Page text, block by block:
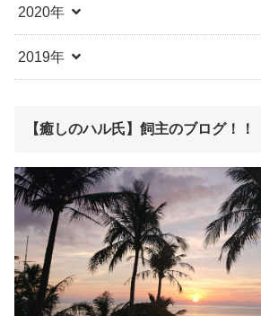
2020年
2019年
【癒しのハル氏】飼主のブログ！！